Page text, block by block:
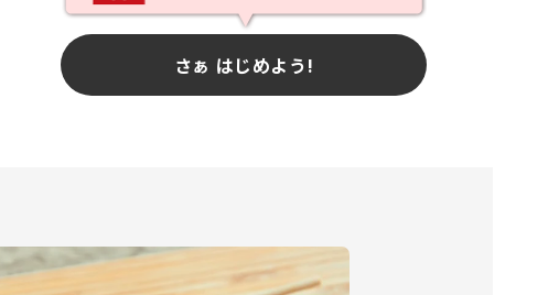
さぁ はじめよう!